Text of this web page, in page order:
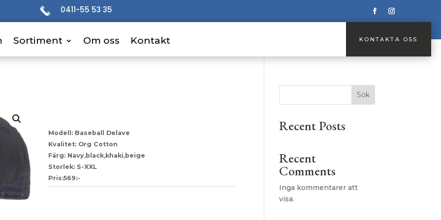
0411-55 53 35
Sortiment Om oss Kontakt KONTAKTA OSS
Sortiment Om oss Kontakt KONTAKTA OSS
Modell: Baseball Delave
Kvalitet: Org Cotton
Färg: Navy,black,khaki,beige
Storlek: S-XXL
Pris:569:-
Sök
Recent Posts
Recent
Comments
Inga kommentarer att
visa.